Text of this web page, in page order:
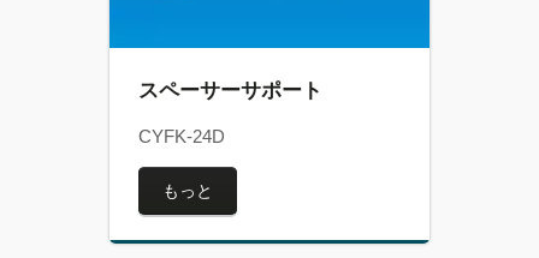
スペーサーサポート
CYFK-24D
もっと